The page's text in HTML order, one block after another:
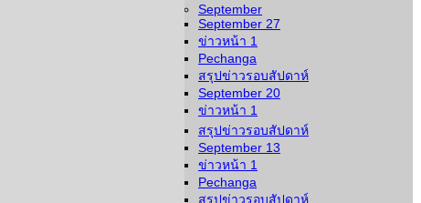
September
September 27
ข่าวหน้า 1
Pechanga
สรุปข่าวรอบสัปดาห์
September 20
ข่าวหน้า 1
สรุปข่าวรอบสัปดาห์
September 13
ข่าวหน้า 1
Pechanga
สรุปข่าวรอบสัปดาห์